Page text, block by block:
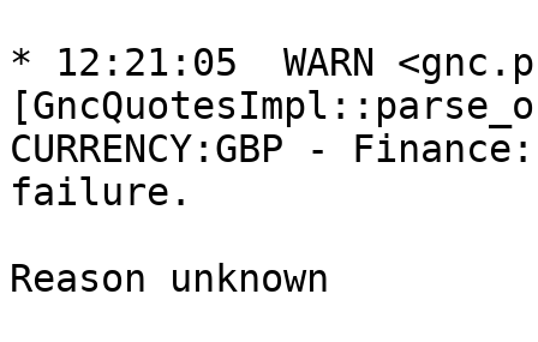
* 12:21:05  WARN
CURRENCY:GBP -
failure.
Reason unknown